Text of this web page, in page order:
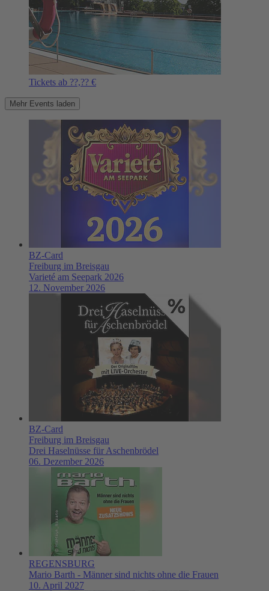
Tickets ab ??,?? €
Mehr Events laden
BZ-Card
Freiburg im Breisgau
Varieté am Seepark 2026
12. November 2026
BZ-Card
Freiburg im Breisgau
Drei Haselnüsse für Aschenbrödel
06. Dezember 2026
REGENSBURG
Mario Barth - Männer sind nichts ohne die Frauen
10. April 2027